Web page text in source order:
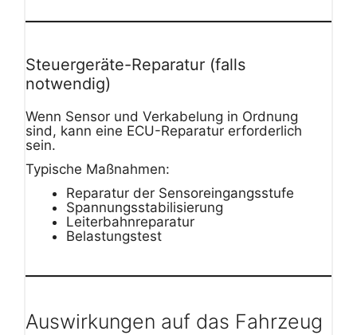
Steuergeräte-Reparatur (falls
notwendig)
Wenn Sensor und Verkabelung in Ordnung
sind, kann eine ECU-Reparatur erforderlich
sein.
Typische Maßnahmen:
Reparatur der Sensoreingangsstufe
Spannungsstabilisierung
Leiterbahnreparatur
Belastungstest
Auswirkungen auf das Fahrzeug